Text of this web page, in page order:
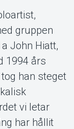
gruppen
John Hiatt,
1994 års
han steget
vi letar
har hållit